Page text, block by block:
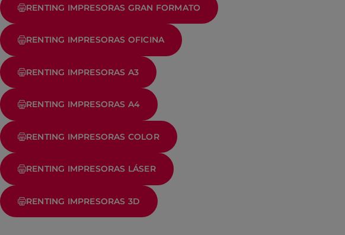
RENTING IMPRESORAS GRAN FORMATO
RENTING IMPRESORAS OFICINA
RENTING IMPRESORAS A3
RENTING IMPRESORAS A4
RENTING IMPRESORAS COLOR
RENTING IMPRESORAS LÁSER
RENTING IMPRESORAS 3D